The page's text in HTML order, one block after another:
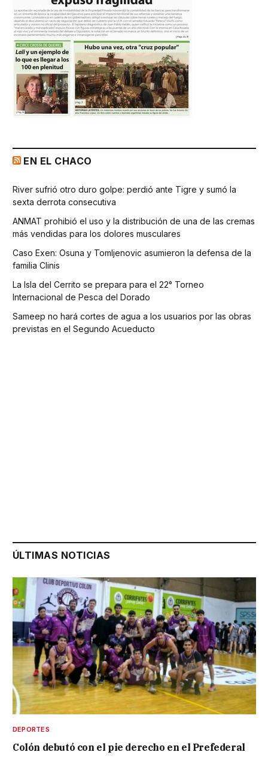
EN EL CHACO
River sufrió otro duro golpe: perdió ante Tigre y sumó la
sexta derrota consecutiva
ANMAT prohibió el uso y la distribución de una de las cremas
más vendidas para los dolores musculares
Caso Exen: Osuna y Tomljenovic asumieron la defensa de la
familia Clinis
La Isla del Cerrito se prepara para el 22° Torneo
Internacional de Pesca del Dorado
Sameep no hará cortes de agua a los usuarios por las obras
previstas en el Segundo Acueducto
ÚLTIMAS NOTICIAS
DEPORTES
Colón debutó con el pie derecho en el Prefederal